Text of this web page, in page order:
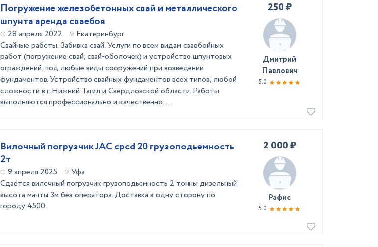
Погружение железобетонных свай и металлического
шпунта аренда сваебоя
28 апреля 2022
Екатеринбург
Свайные работы. Забивка свай. Услуги по всем видам сваебойных
работ (погружение свай, свай-оболочек) и устройство шпунтовых
ограждений, под любые виды сооружений при возведении
фундаментов. Устройство свайных фундаментов всех типов, любой
сложности в г. Нижний Тагил и Свердловской области. Работы
выполняются профессионально и качественно, ...
250 ₽
Дмитрий
Павлович
5.0
Вилочный погрузчик JAC cpcd 20 грузоподьемность
2т
9 апреля 2025
Уфа
Сдаётся вилочный погрузчик грузоподьемность 2 тонны дизельный
высота мачты 3м без оператора. Доставка в одну сторону по
городу 4500.
2 000 ₽
Рафис
5.0